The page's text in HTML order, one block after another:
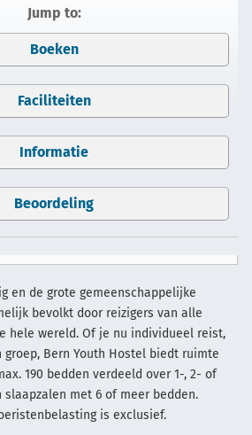
Jump to:
Boeken
Faciliteiten
Informatie
Beoordeling
en de grote gemeenschappelijke
bevolkt door reizigers van alle
hele wereld. Of je nu individueel reist,
Bern Youth Hostel biedt ruimte
190 bedden verdeeld over 1-, 2- of
slaapzalen met 6 of meer bedden.
is exclusief.